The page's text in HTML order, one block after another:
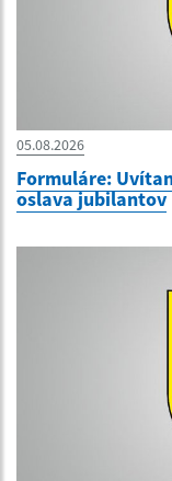
05.08.2026
Formuláre:
oslava jubilantov